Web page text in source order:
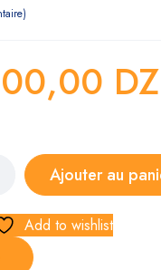
Ajouter au
Add to wishlist